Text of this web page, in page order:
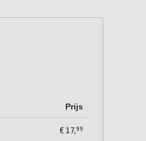
Prijs
€17,99